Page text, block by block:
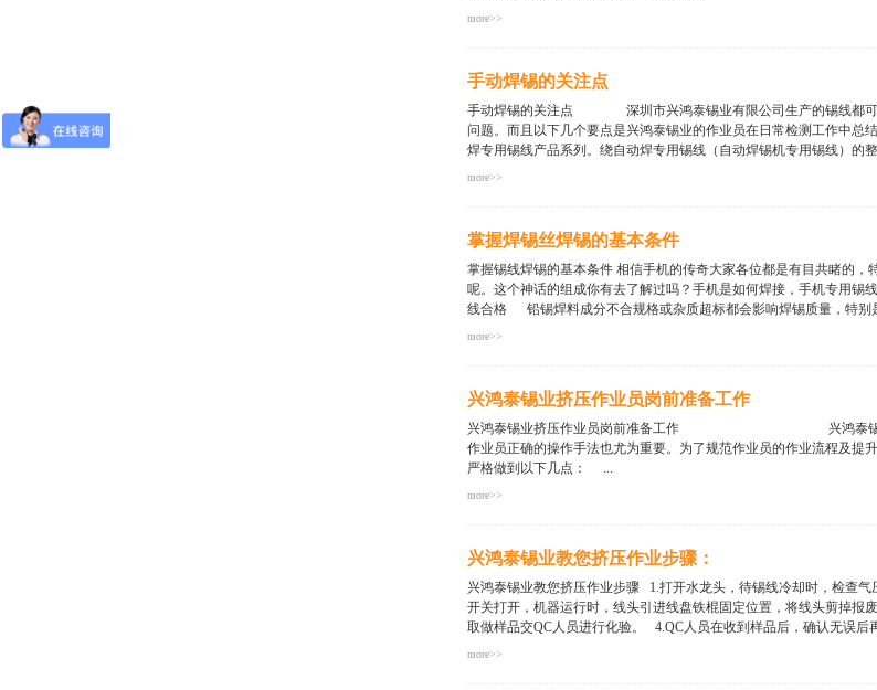
使焊件表面”镀“上一层焊锡。 2.焊件表面处理 手工烙铁焊接中
条件下使用”保险期“内的电子元件，一般情况下遇到的焊件往往都需
接质量的杂质。手工操作常用机械刮磨和酒精，丙酮檫洗等简单
松香不仅会造成焊后焊点周围需要清洗的工作量，而且还会延长加...
more>>
手动焊锡的关注点
手动焊锡的关注点 深圳市兴鸿泰锡业有限公司生产的锡线都可
问题。而且以下几个要点是兴鸿泰锡业的作业员在日常检测工作中总
焊专用锡线产品系列。绕自动焊专用锡线（自动焊锡机专用锡线）的
不得不延长时间以满足锡料温度的要求。注意：在大多数情况下延长
性的前提下时间越短越好 2.用烙铁头对焊点施力是有害的 烙铁头
热是徒劳的。很多情况下会造成被焊件的损伤，例如电位器，开关，
原件失效。 3.保持合适的温度 如果为了缩短加热时间而采用高温
在被焊面上漫流而过早挥发失效；而另一方面焊料熔化速...
more>>
掌握焊锡丝焊锡的基本条件
掌握锡线焊锡的基本条件 相信手机的传奇大家各位都是有目共睹的，
呢。这个神话的组成你有去了解过吗？手机是如何焊接，手机专用
线合格 铅锡焊料成分不合规格或杂质超标都会影响焊锡质量，特别
出美味佳肴，这个道理是显而易见的。 2.材料可焊性 不是所有的
（严格的说应该是可以锡焊的性质），才能用锡焊连接。一般铜及其
很差，在焊接这类材质的产品时就需要采用特殊有机酸活性剂配
合理的焊点几何形状，对保证锡焊的质量至关重要。 详情请咨询
9957-898.
more>>
兴鸿泰锡业挤压作业员岗前准备工作
兴鸿泰锡业挤压作业员岗前准备工作 兴鸿泰锡线在生产
作业员正确的操作手法也尤为重要。为了规范作业员的作业流程及提
严格做到以下几点： ...
处理。 3.作业员必须严格按作业指导书的规定流程、作业参数进
(剪钳、线盘、手套、铁架及黄油等)是否配置齐全，并放在指定的位置
more>>
兴鸿泰锡业教您挤压作业步骤：
兴鸿泰锡业教您挤压作业步骤 1.打开水龙头，待锡线冷却时，检查
开关打开，机器运行时，线头引进线盘铁棍固定位置，将线头剪掉
取做样品交QC人员进行化验。 4.QC人员在收到样品后，确认无误后
more>>